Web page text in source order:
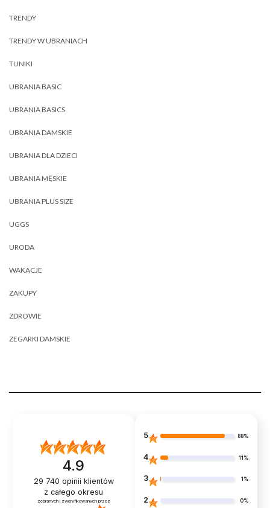
TRENDY
TRENDY W UBRANIACH
TUNIKI
UBRANIA BASIC
UBRANIA BASICS
UBRANIA DAMSKIE
UBRANIA DLA DZIECI
UBRANIA MĘSKIE
UBRANIA PLUS SIZE
UGGS
URODA
WAKACJE
ZAKUPY
ZDROWIE
ZEGARKI DAMSKIE
4.9
29 740 opinii klientów
z całego okresu
zebranych i zweryfikowanych przez
5 88%
4 11%
3 1%
2 0%